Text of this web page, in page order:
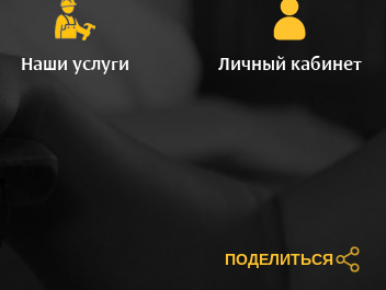
Наши услуги Личный кабинет
ПОДЕЛИТЬСЯ